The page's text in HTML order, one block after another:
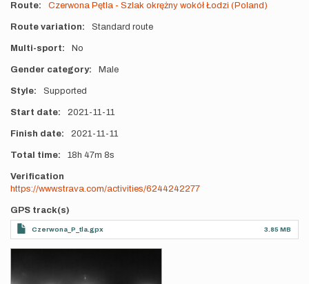
Route Czerwona Pętla - Szlak okrężny wokół Łodzi (Poland)
Route variation Standard route
Multi-sport No
Gender category Male
Style Supported
Start date 2021-11-11
Finish date 2021-11-11
Total time 18h 47m 8s
Verification
https://www.strava.com/activities/6244242277
GPS track(s)
Czerwona_P_tla.gpx 3.85 MB